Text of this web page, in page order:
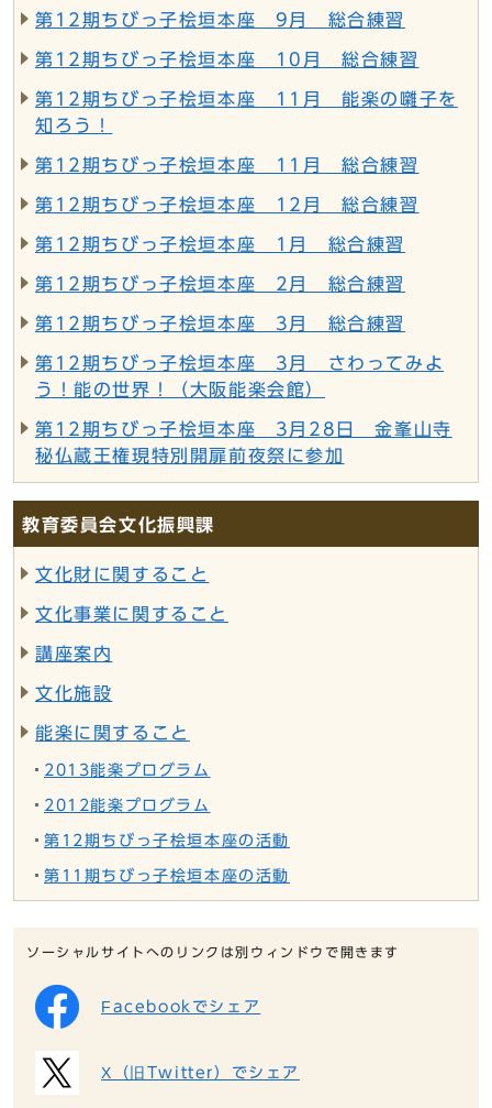
第12期ちびっ子桧垣本座 9月 総合練習
第12期ちびっ子桧垣本座 10月 総合練習
第12期ちびっ子桧垣本座 11月 能楽の囃子を
知ろう！
第12期ちびっ子桧垣本座 11月 総合練習
第12期ちびっ子桧垣本座 12月 総合練習
第12期ちびっ子桧垣本座 1月 総合練習
第12期ちびっ子桧垣本座 2月 総合練習
第12期ちびっ子桧垣本座 3月 総合練習
第12期ちびっ子桧垣本座 3月 さわってみよ
う！能の世界！（大阪能楽会館）
第12期ちびっ子桧垣本座 3月28日 金峯山寺
秘仏蔵王権現特別開扉前夜祭に参加
教育委員会文化振興課
文化財に関すること
文化事業に関すること
講座案内
文化施設
能楽に関すること
2013能楽プログラム
2012能楽プログラム
第12期ちびっ子桧垣本座の活動
第11期ちびっ子桧垣本座の活動
ソーシャルサイトへのリンクは別ウィンドウで開きます
Facebookでシェア
X（旧Twitter）でシェア